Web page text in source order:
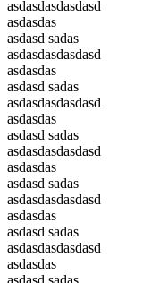
asdasdasdasdasd
asdasdas
asdasd sadas
asdasdasdasdasd
asdasdas
asdasd sadas
asdasdasdasdasd
asdasdas
asdasd sadas
asdasdasdasdasd
asdasdas
asdasd sadas
asdasdasdasdasd
asdasdas
asdasd sadas
asdasdasdasdasd
asdasdas
asdasd sadas